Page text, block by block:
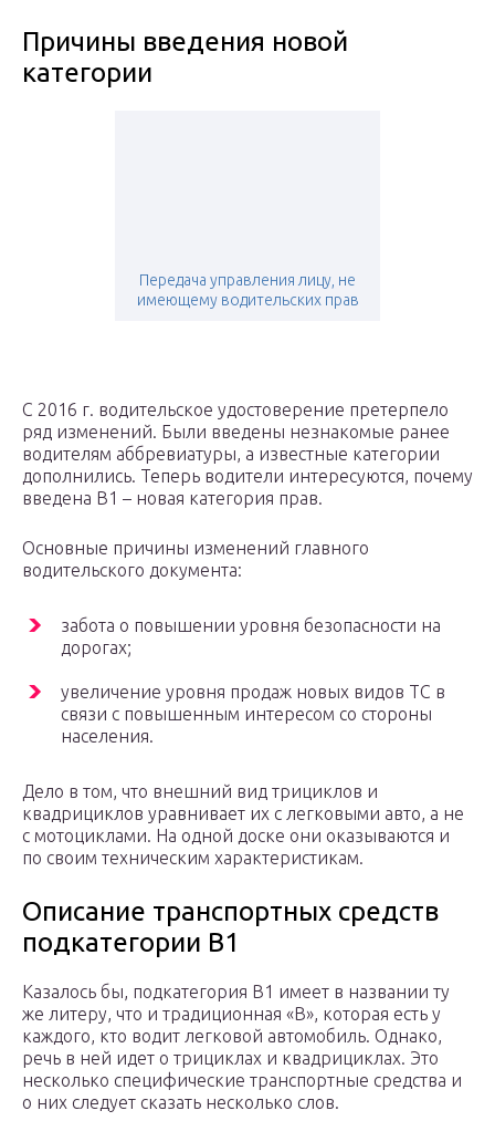
Причины введения новой
категории
Передача управления лицу, не
имеющему водительских прав
С 2016 г. водительское удостоверение претерпело
ряд изменений. Были введены незнакомые ранее
водителям аббревиатуры, а известные категории
дополнились. Теперь водители интересуются, почему
введена B1 – новая категория прав.
Основные причины изменений главного
водительского документа:
забота о повышении уровня безопасности на
дорогах;
увеличение уровня продаж новых видов ТС в
связи с повышенным интересом со стороны
населения.
Дело в том, что внешний вид трициклов и
квадрициклов уравнивает их с легковыми авто, а не
с мотоциклами. На одной доске они оказываются и
по своим техническим характеристикам.
Описание транспортных средств
подкатегории В1
Казалось бы, подкатегория В1 имеет в названии ту
же литеру, что и традиционная «В», которая есть у
каждого, кто водит легковой автомобиль. Однако,
речь в ней идет о трициклах и квадрициклах. Это
несколько специфические транспортные средства и
о них следует сказать несколько слов.